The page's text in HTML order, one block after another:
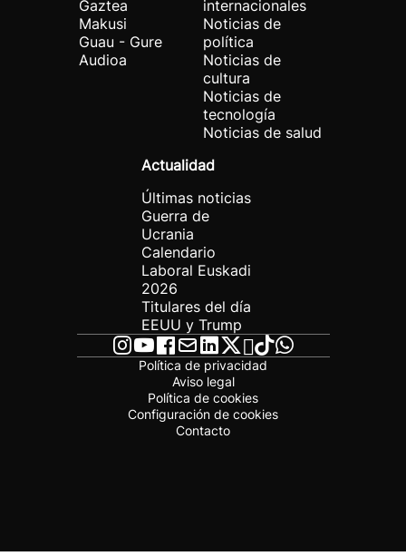
Gaztea
Makusi
Guau - Gure
Audioa
internacionales
Noticias de
política
Noticias de
cultura
Noticias de
tecnología
Noticias de salud
Actualidad
Últimas noticias
Guerra de
Ucrania
Calendario
Laboral Euskadi
2026
Titulares del día
EEUU y Trump
Política de privacidad
Aviso legal
Política de cookies
Configuración de cookies
Contacto